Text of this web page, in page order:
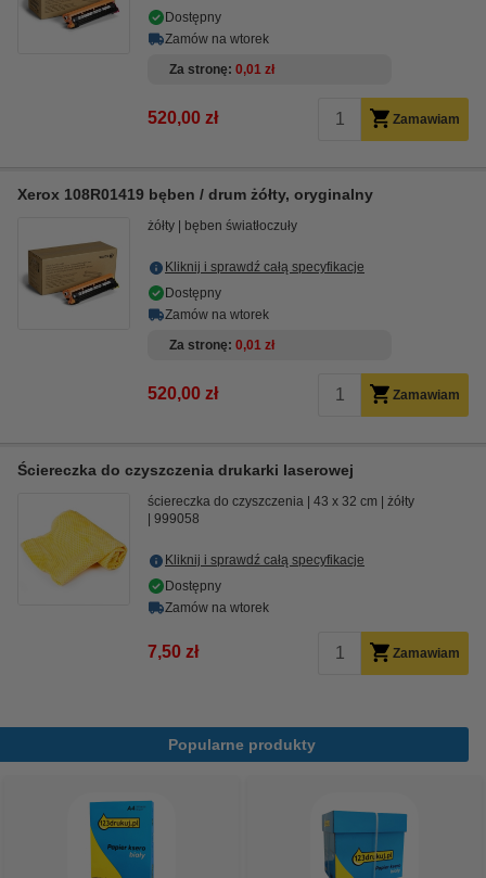
Dostępny
Zamów na wtorek
Za stronę 0,01 zł
520,00 zł Zamawiam
Xerox 108R01419 bęben / drum żółty, oryginalny
żółty bęben światłoczuły
Kliknij i sprawdź całą specyfikacje
Dostępny
Zamów na wtorek
Za stronę 0,01 zł
520,00 zł Zamawiam
Ściereczka do czyszczenia drukarki laserowej
ściereczka do czyszczenia 43 x 32 cm
żółty
999058
Kliknij i sprawdź całą specyfikacje
Dostępny
Zamów na wtorek
7,50 zł Zamawiam
Popularne produkty